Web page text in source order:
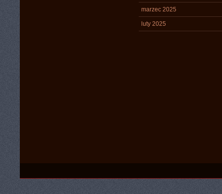
marzec 2025
luty 2025